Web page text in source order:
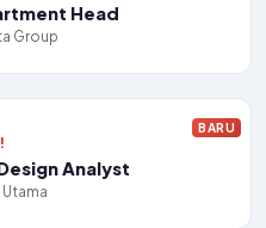
Head
Group
Analyst
Utama
BARU